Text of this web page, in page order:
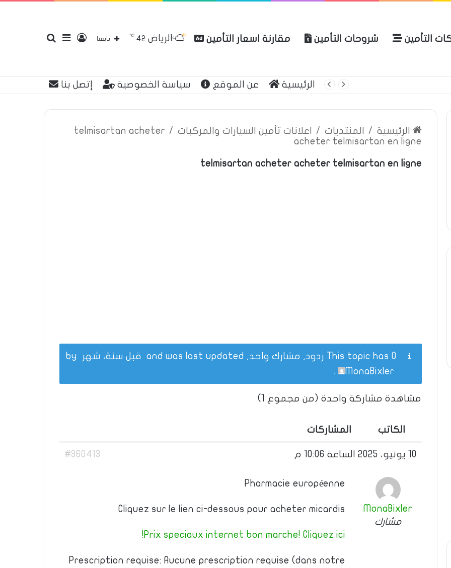
التأمين شروحات التأمين مقارنة اسعار التأمين إضافة
عمود
تسجيل
الدخول
تابعنا الرياض 42
℃
الرئيسية عن الموقع سياسة الخصوصية إتصل بنا
الرئيسية / المنتديات / اعلانات تأمين السيارات والمركبات /
telmisartan acheter
acheter telmisartan en ligne
telmisartan acheter acheter telmisartan en ligne
This topic has 0 ردود, مشارك واحد, and was last updated قبل سنة، شهر
MonaBixler
.
مشاهدة مشاركة واحدة (من مجموع 1)
الكاتب المشاركات
10 يونيو، 2025 الساعة 10:06 م #360413
MonaBixler
مشارك
Pharmacie européenne
Cliquez sur le lien ci-dessous pour acheter micardis
Prix speciaux internet bon marche! Cliquez ici!
Prescription requise: Aucune prescription requise (dans notre